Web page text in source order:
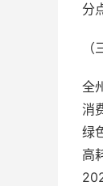
分
全
消
绿
高